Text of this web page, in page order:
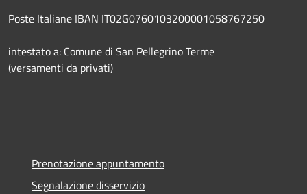
Poste Italiane IBAN IT02G0760103200001058767250
intestato a: Comune di San Pellegrino Terme
(versamenti da privati)
Prenotazione appuntamento
Segnalazione disservizio